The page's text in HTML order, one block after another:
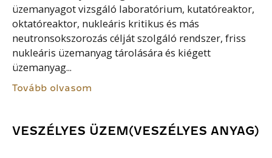
üzemanyagot vizsgáló laboratórium, kutatóreaktor,
oktatóreaktor, nukleáris kritikus és más
neutronsokszorozás célját szolgáló rendszer, friss
nukleáris üzemanyag tárolására és kiégett
üzemanyag...
Tovább olvasom
VESZÉLYES ÜZEM(VESZÉLYES ANYAG)